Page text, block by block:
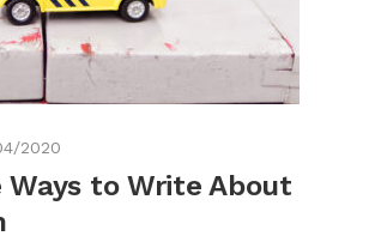
2020
Ways to Write About